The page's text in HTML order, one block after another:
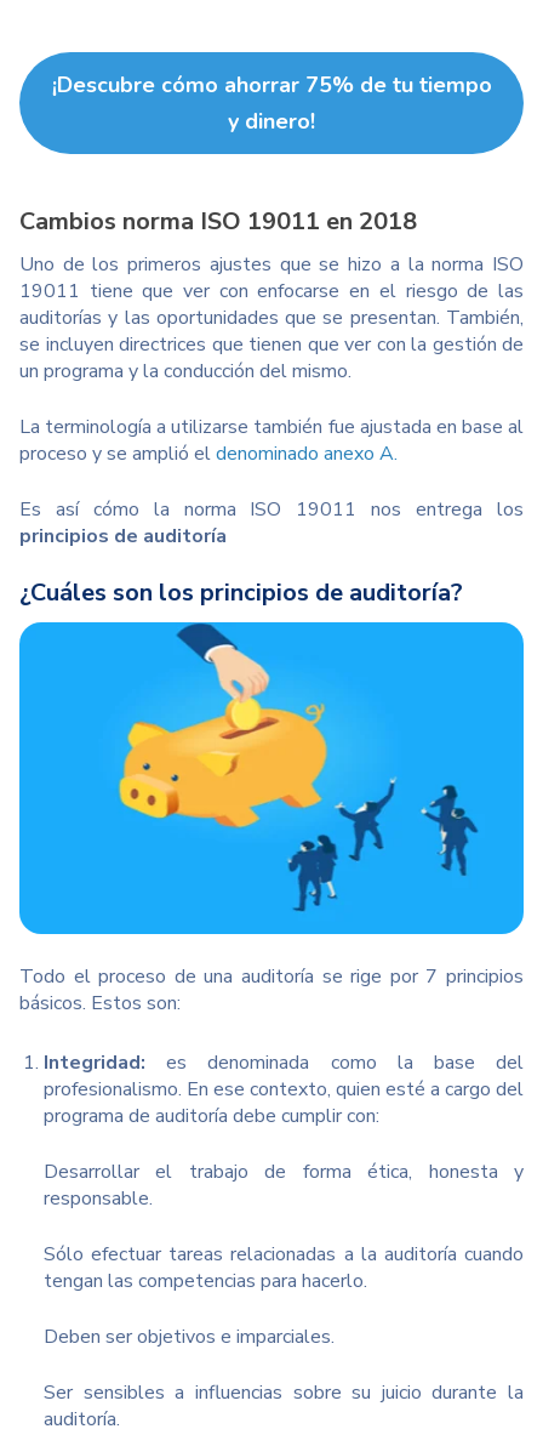
¡Descubre cómo ahorrar 75% de tu tiempo
y dinero!
Cambios norma ISO 19011 en 2018
Uno de los primeros ajustes que se hizo a la norma ISO
19011 tiene que ver con enfocarse en el riesgo de las
auditorías y las oportunidades que se presentan. También,
se incluyen directrices que tienen que ver con la gestión de
un programa y la conducción del mismo.
La terminología a utilizarse también fue ajustada en base al
proceso y se amplió eldenominado anexo A.
Es así cómo la norma ISO 19011 nos entrega los
principios de auditoría
¿Cuáles son los principios de auditoría?
Todo el proceso de una auditoría se rige por 7 principios
básicos. Estos son:
Integridad: es denominada como la base del
profesionalismo. En ese contexto, quien esté a cargo del
programa de auditoría debe cumplir con:
Desarrollar el trabajo de forma ética, honesta y
responsable.
Sólo efectuar tareas relacionadas a la auditoría cuando
tengan las competencias para hacerlo.
Deben ser objetivos e imparciales.
Ser sensibles a influencias sobre su juicio durante la
auditoría.